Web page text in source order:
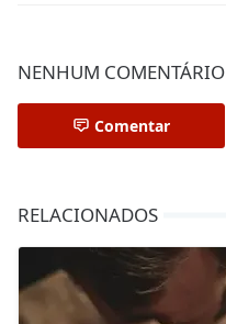
NENHUM COMENTÁRIO
Comentar
RELACIONADOS